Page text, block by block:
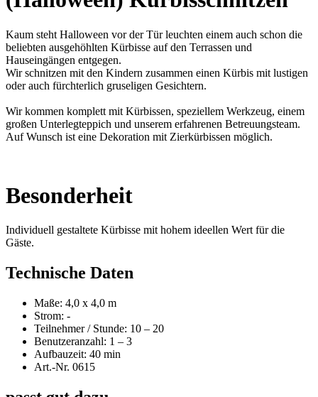
Kaum steht Halloween vor der Tür leuchten einem auch schon die
beliebten ausgehöhlten Kürbisse auf den Terrassen und
Hauseingängen entgegen.
Wir schnitzen mit den Kindern zusammen einen Kürbis mit lustigen
oder auch fürchterlich gruseligen Gesichtern.
Wir kommen komplett mit Kürbissen, speziellem Werkzeug, einem
großen Unterlegteppich und unserem erfahrenen Betreuungsteam.
Auf Wunsch ist eine Dekoration mit Zierkürbissen möglich.
Besonderheit
Individuell gestaltete Kürbisse mit hohem ideellen Wert für die
Gäste.
Technische Daten
Maße: 4,0 x 4,0 m
Strom: -
Teilnehmer / Stunde: 10 – 20
Benutzeranzahl: 1 – 3
Aufbauzeit: 40 min
Art.-Nr. 0615